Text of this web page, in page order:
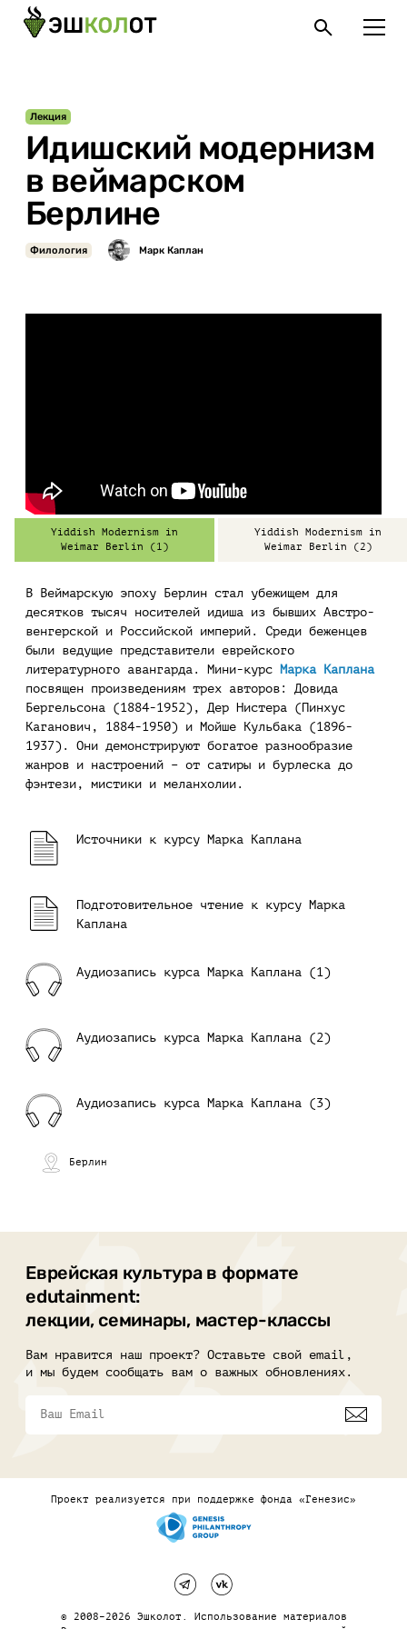
Идишский модернизм
в веймарском
Берлине
Лекция
Филология
Yiddish Modernism in
Weimar Berlin (1)
Yiddish Modernism in
Weimar Berlin (2)
В Веймарскую эпоху Берлин стал убежищем для
десятков тысяч носителей идиша из бывших Австро-
венгерской и Российской империй. Среди беженцев
были ведущие представители еврейского
литературного авангарда. Мини-курс Марка Каплана
посвящен произведениям трех авторов: Довида
Бергельсона (1884-1952), Дер Нистера (Пинхус
Каганович, 1884-1950) и Мойше Кульбака (1896-
1937). Они демонстрируют богатое разнообразие
жанров и настроений – от сатиры и бурлеска до
фэнтези, мистики и меланхолии.
Источники к курсу Марка Каплана
Подготовительное чтение к курсу Марка
Каплана
Аудиозапись курса Марка Каплана (1)
Аудиозапись курса Марка Каплана (2)
Аудиозапись курса Марка Каплана (3)
Берлин
Еврейская культура в формате
edutainment:
лекции, семинары, мастер-классы
Вам нравится наш проект? Оставьте свой email,
и мы будем сообщать вам о важных обновлениях.
Проект реализуется при поддержке фонда «Генезис»
© 2008–2026 Эшколот. Использование материалов